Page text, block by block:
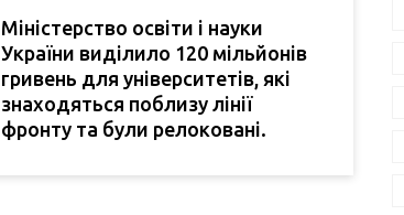
Міністерство освіти і науки
України виділило 120 мільйонів
гривень для університетів, які
знаходяться поблизу лінії
фронту та були релоковані.